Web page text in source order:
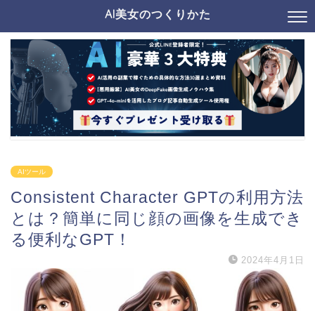
AI美女のつくりかた
AIツール
Consistent Character GPTの利用方法
とは？簡単に同じ顔の画像を生成でき
る便利なGPT！
2024年4月1日